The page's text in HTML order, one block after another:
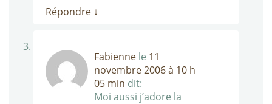
Répondre ↓
Fabienne le 11
novembre 2006 à 10 h
05 min dit:
Moi aussi j’adore la